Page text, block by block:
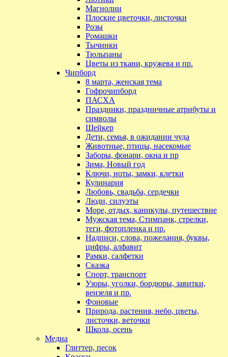
Магнолии
Плоские цветочки, листочки
Розы
Ромашки
Тычинки
Тюльпаны
Цветы из ткани, кружева и пр.
Чипборд
8 марта, женская тема
Гофрочипборд
ПАСХА
Праздники, праздничные атрибуты и
символы
Шейкер
Дети, семья, в ожидании чуда
Животные, птицы, насекомые
Заборы, фонари, окна и пр
Зима, Новый год
Ключи, ноты, замки, клетки
Кулинария
Любовь, свадьба, сердечки
Люди, силуэты
Море, отдых, каникулы, путешествие
Мужская тема, Стимпанк, стрелки,
теги, фотопленка и пр.
Надписи, слова, пожелания, буквы,
цифры, алфавит
Рамки, салфетки
Сказка
Спорт, транспорт
Узоры, уголки, бордюры, завитки,
вензеля и пр.
Фоновые
Природа, растения, небо, цветы,
листочки, веточки
Школа, осень
Медиа
Глиттер, песок